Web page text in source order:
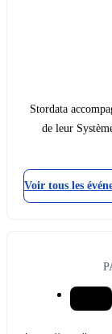
Stordata
de leur
Voir tous les